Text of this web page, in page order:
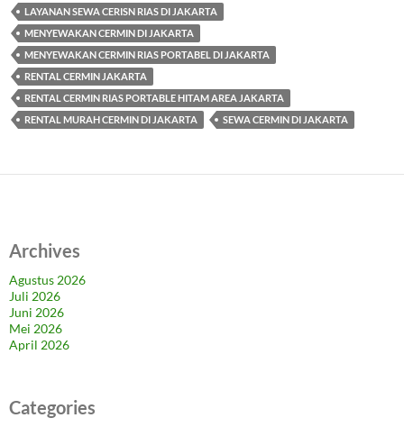
LAYANAN SEWA CERISN RIAS DI JAKARTA
MENYEWAKAN CERMIN DI JAKARTA
MENYEWAKAN CERMIN RIAS PORTABEL DI JAKARTA
RENTAL CERMIN JAKARTA
RENTAL CERMIN RIAS PORTABLE HITAM AREA JAKARTA
RENTAL MURAH CERMIN DI JAKARTA
SEWA CERMIN DI JAKARTA
Archives
Agustus 2026
Juli 2026
Juni 2026
Mei 2026
April 2026
Categories